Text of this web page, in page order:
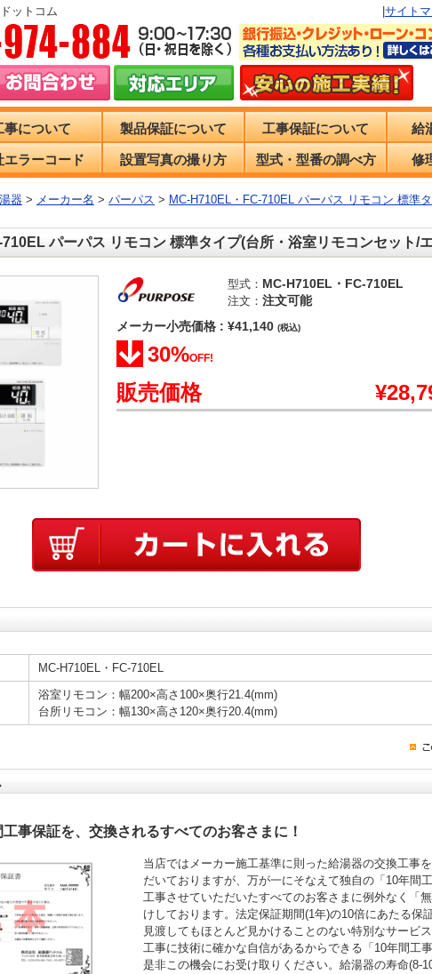
ットコム サイト
事について 製品保証について 工事保証について 給
エラーコード 設置写真の撮り方 型式・型番の調べ方 修
器 > メーカー名 > パーパス > MC-H710EL・FC-710EL パーパス リモコン 標準
パーパス リモコン 標準タイプ(台所・浴室リモコンセット/
型式： MC-H710EL・FC-710EL
注文： 注文可能
メーカー小売価格 : ¥41,140 (税込)
30%OFF!
販売価格
MC-H710EL・FC-710EL
浴室リモコン：幅200×高さ100×奥行21.4(mm)
台所リモコン：幅130×高さ120×奥行20.4(mm)
事保証を、交換されるすべてのお客さまに！
当店ではメーカー施工基準に則った給湯器の交換工事
だいておりますが、万が一にそなえて独自の「10年間
工事させていただいたすべてのお客さまに例外なく「
けしております。法定保証期間(1年)の10倍にあたる保
見渡してもほとんど見かけることのない特別なサービ
工事に技術に確かな自信があるからできる「10年間工事
是非この機会にお受け取りください。給湯器の寿命(8-